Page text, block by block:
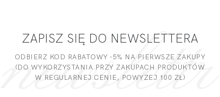
ZAPISZ SIĘ DO NEWSLETTERA
ODBIERZ KOD RABATOWY -5% NA PIERWSZE ZAKUPY
(DO WYKORZYSTANIA PRZY ZAKUPACH PRODUKTÓW
W REGULARNEJ CENIE, POWYZEJ 100 ZŁ)